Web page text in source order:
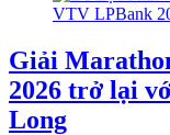
Giải
2026 trở lại
Long